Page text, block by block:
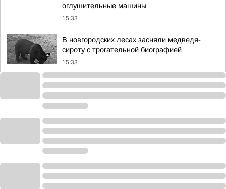
оглушительные машины
15:33
В новгородских лесах засняли медведя-
сироту с трогательной биографией
15:33